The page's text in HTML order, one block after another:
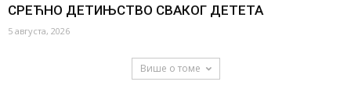
СРЕЋНО ДЕТИЊСТВО СВАКОГ ДЕТЕТА
5 августа, 2026
Више о томе